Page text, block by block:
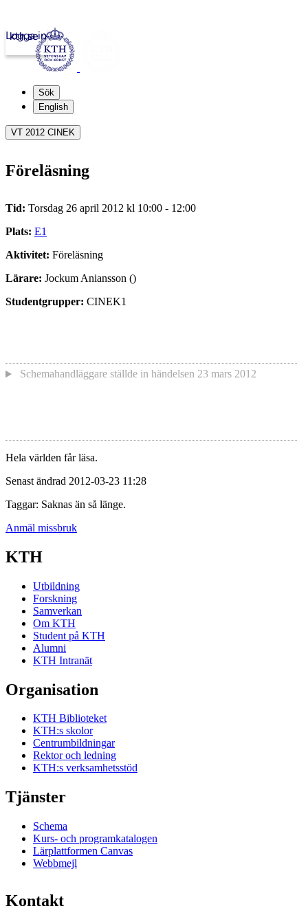
kth.se
Logga in
Sök
English
VT 2012 CINEK
Föreläsning
Tid: Torsdag 26 april 2012 kl 10:00 - 12:00
Plats: E1
Aktivitet: Föreläsning
Lärare: Jockum Aniansson ()
Studentgrupper: CINEK1
Schemahandläggare ställde in händelsen 23 mars 2012
Hela världen får läsa.
Senast ändrad 2012-03-23 11:28
Taggar: Saknas än så länge.
Anmäl missbruk
KTH
Utbildning
Forskning
Samverkan
Om KTH
Student på KTH
Alumni
KTH Intranät
Organisation
KTH Biblioteket
KTH:s skolor
Centrumbildningar
Rektor och ledning
KTH:s verksamhetsstöd
Tjänster
Schema
Kurs- och programkatalogen
Lärplattformen Canvas
Webbmejl
Kontakt